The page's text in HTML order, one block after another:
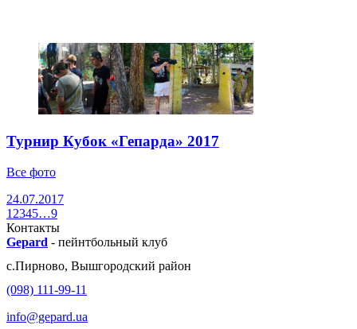
Турнир Кубок «Гепарда» 2017
Все фото
24.07.2017
1 2345…9
Контакты
Gepard - пейнтбольный клуб
с.Пирново, Вышгородский район
(098) 111-99-11
info@gepard.ua